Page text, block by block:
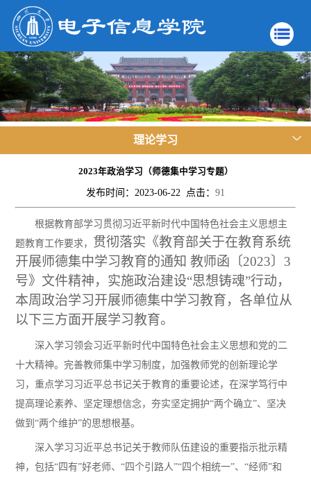
理论学习
2023年政治学习（师德集中学习专题）
发布时间：2023-06-22 点击： 91
根据教育部学习贯彻习近平新时代中国特色社会主义思想主
题教育工作要求， 贯彻落实《教育部关于在教育系统
开展师德集中学习教育的通知 教师函 〔2023〕3
号》 文件精神， 实施政治建设“思想铸魂”行动，
本周政治学习开展师德集中学习教育，各单位从
以下三方面开展学习教育。
深入学习领会习近平新时代中国特色社会主义思想和党的二
十大精神。完善教师集中学习制度，加强教师党的创新理论学
习，重点学习习近平总书记关于教育的重要论述，在深学笃行中
提高理论素养、坚定理想信念，夯实坚定拥护“两个确立”、坚决
做到“两个维护”的思想根基。
深入学习习近平总书记关于教师队伍建设的重要指示批示精
神，包括“四有”好老师、“四个引路人”“四个相统一”、“经师”和